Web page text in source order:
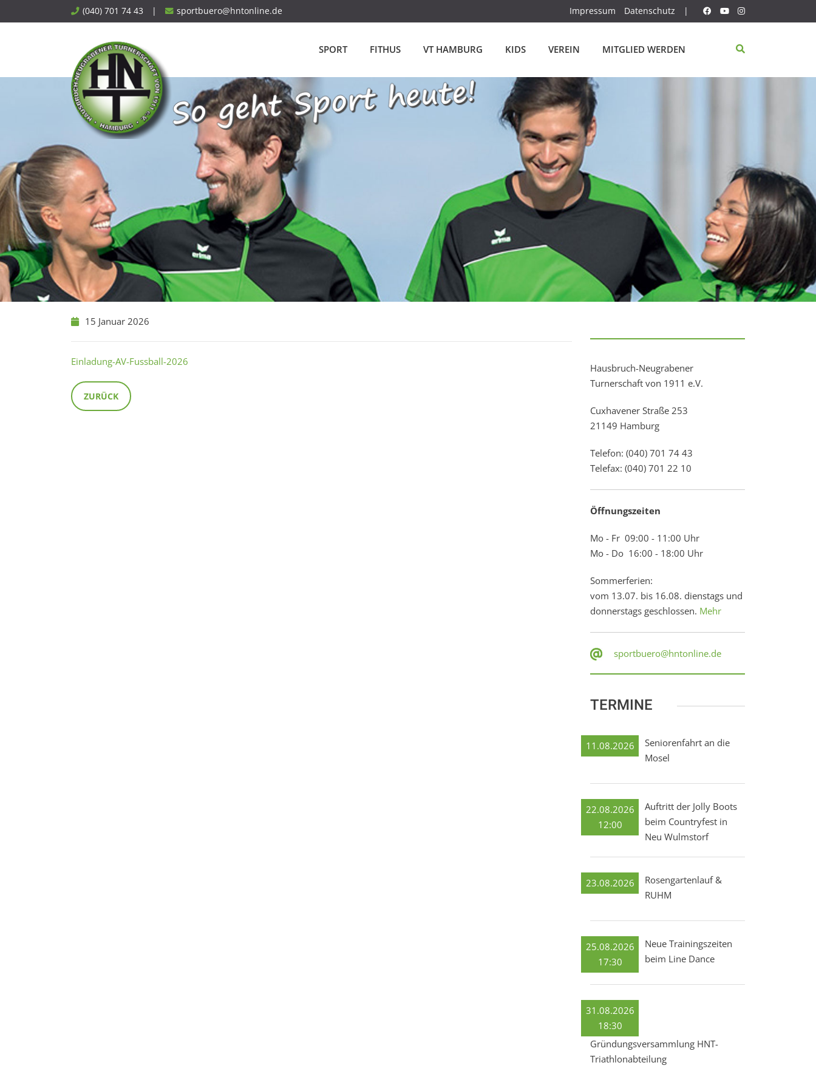
to
(040) 701 74 43 | sportbuero@hntonline.de Impressum Datenschutz |
SPORT FITHUS VT HAMBURG KIDS VEREIN MITGLIED WERDEN
15 Januar 2026
Einladung-AV-Fussball-2026
ZURÜCK
Hausbruch-Neugrabener
Turnerschaft von 1911 e.V.
Cuxhavener Straße 253
21149 Hamburg
Telefon: (040) 701 74 43
Telefax: (040) 701 22 10
Öffnungszeiten
Mo - Fr 09:00 - 11:00 Uhr
Mo - Do 16:00 - 18:00 Uhr
Sommerferien:
vom 13.07. bis 16.08. dienstags und
donnerstags geschlossen. Mehr
sportbuero@hntonline.de
TERMINE
11.08.2026
Seniorenfahrt an die
Mosel
22.08.2026
12:00
Auftritt der Jolly Boots
beim Countryfest in
Neu Wulmstorf
23.08.2026
Rosengartenlauf &
RUHM
25.08.2026
17:30
Neue Trainingszeiten
beim Line Dance
31.08.2026
18:30
Gründungsversammlung HNT-
Triathlonabteilung